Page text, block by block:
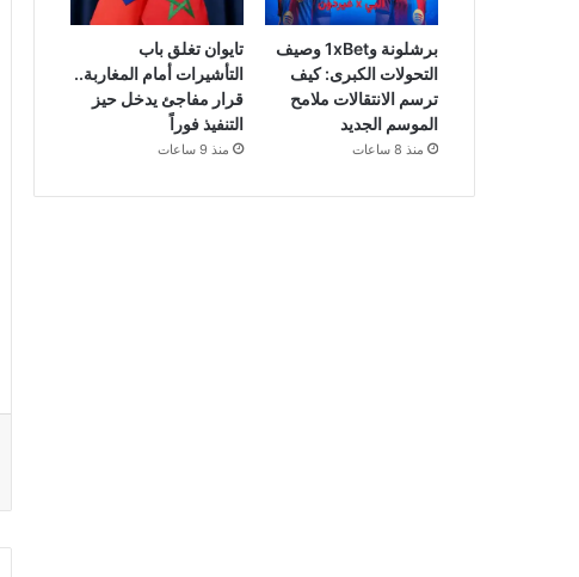
برشلونة و1xBet وصيف
التحولات الكبرى: كيف
ترسم الانتقالات ملامح
الموسم الجديد
منذ 8 ساعات
تايوان تغلق باب
التأشيرات أمام المغاربة..
قرار مفاجئ يدخل حيز
التنفيذ فوراً
منذ 9 ساعات